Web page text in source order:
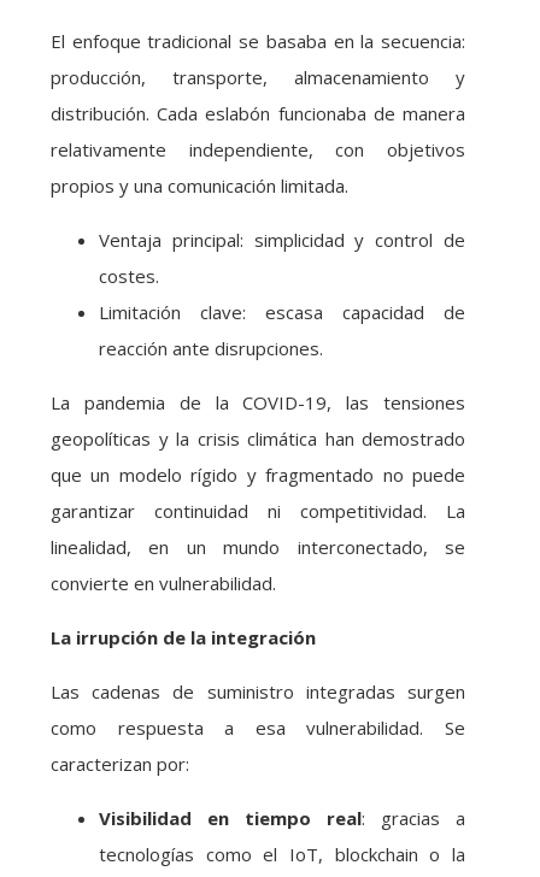
El enfoque tradicional se basaba en la secuencia:
producción, transporte, almacenamiento y
distribución. Cada eslabón funcionaba de manera
relativamente independiente, con objetivos
propios y una comunicación limitada.
Ventaja principal: simplicidad y control de
costes.
Limitación clave: escasa capacidad de
reacción ante disrupciones.
La pandemia de la COVID-19, las tensiones
geopolíticas y la crisis climática han demostrado
que un modelo rígido y fragmentado no puede
garantizar continuidad ni competitividad. La
linealidad, en un mundo interconectado, se
convierte en vulnerabilidad.
La irrupción de la integración
Las cadenas de suministro integradas surgen
como respuesta a esa vulnerabilidad. Se
caracterizan por:
Visibilidad en tiempo real: gracias a
tecnologías como el IoT, blockchain o la